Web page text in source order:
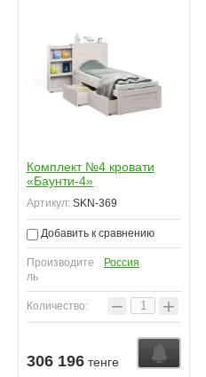
Комплект №4 кровати
«Баунти-4»
Артикул: SKN-369
Добавить к сравнению
Производите
ль
Россия
Количество: − +
306 196 тенге
Узнать о поступлении